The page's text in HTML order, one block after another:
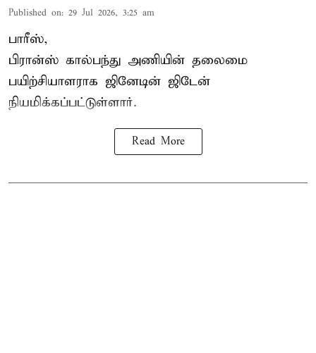
Published on: 29 Jul 2026, 3:25 am
பாரீஸ்,
பிரான்ஸ் கால்பந்து அணியின் தலைமை
பயிற்சியாளராக ஜினேடின் ஜிடேன்
நியமிக்கப்பட்டுள்ளார்.
Read More